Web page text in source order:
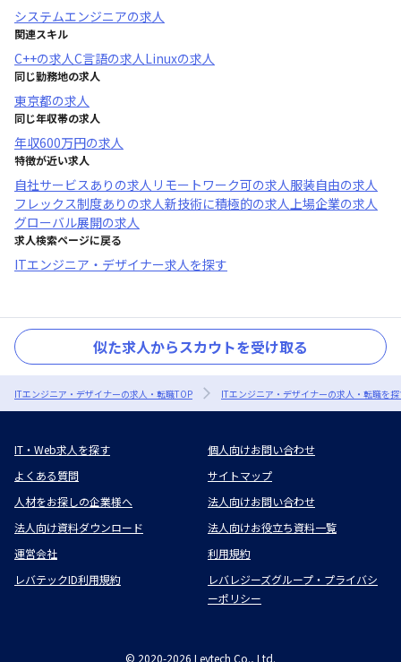
システムエンジニアの求人
関連スキル
C++の求人C言語の求人Linuxの求人
同じ勤務地の求人
東京都の求人
同じ年収帯の求人
年収600万円の求人
特徴が近い求人
自社サービスあり の求人 リモートワーク可の求人服装自由の求人
フレックス制度あり の求人新技術に積極的の求人上場企業の求人
グローバル展開の求人
求人検索ページに戻る
ITエンジニア・デザイナー求人を探す
似た求人からスカウトを受け取る
ITエンジニア・デザイナーの求人・転職TOP ITエンジニア・デザイナーの求人・転職を
IT・Web求人を探す
個人向けお問い合わせ
よくある質問
サイトマップ
人材をお探しの企業様へ
法人向けお問い合わせ
法人向け資料ダウンロード
法人向けお役立ち資料一覧
運営会社
利用規約
レバテックID利用規約
レバレジーズグループ・プライバシ
ーポリシー
© 2020-2026 Levtech Co., Ltd.